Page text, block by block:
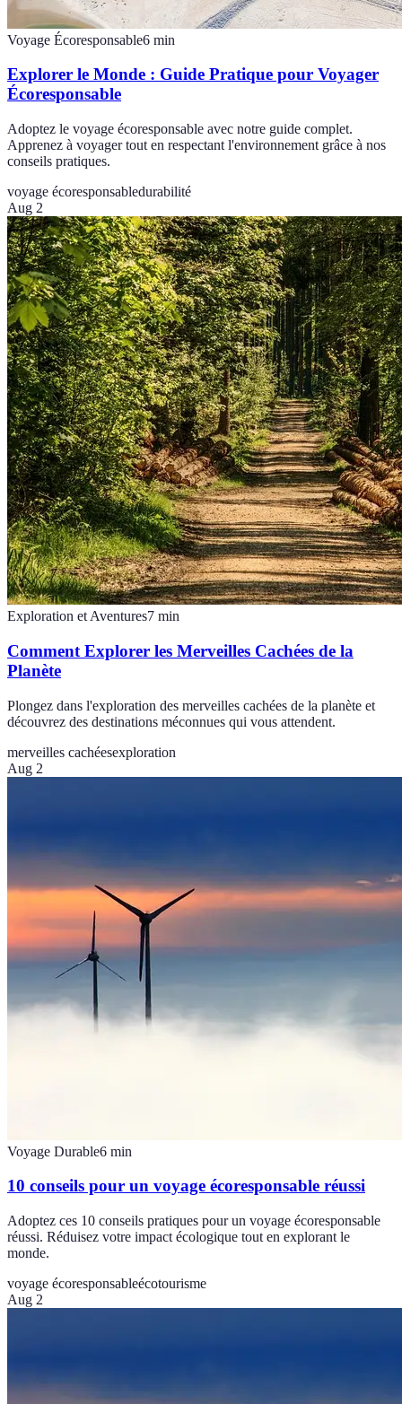
Voyage Écoresponsable6 min
Explorer le Monde : Guide Pratique pour Voyager
Écoresponsable
Adoptez le voyage écoresponsable avec notre guide complet.
Apprenez à voyager tout en respectant l'environnement grâce à nos
conseils pratiques.
voyage écoresponsabledurabilité
Aug 2
Exploration et Aventures7 min
Comment Explorer les Merveilles Cachées de la
Planète
Plongez dans l'exploration des merveilles cachées de la planète et
découvrez des destinations méconnues qui vous attendent.
merveilles cachéesexploration
Aug 2
Voyage Durable6 min
10 conseils pour un voyage écoresponsable réussi
Adoptez ces 10 conseils pratiques pour un voyage écoresponsable
réussi. Réduisez votre impact écologique tout en explorant le
monde.
voyage écoresponsableécotourisme
Aug 2